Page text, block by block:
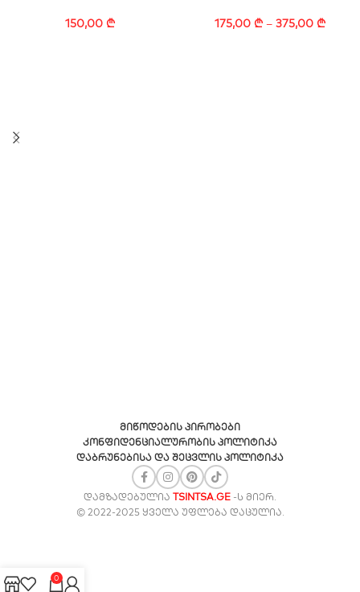
150,00 ₾ 175,00 ₾ – 375,00 ₾
მიწოდების პირობები
კონფიდენციალურობის პოლიტიკა
დაბრუნებისა და შეცვლის პოლიტიკა
ᲓᲐᲛᲖᲐᲓᲔᲑᲣᲚᲘᲐ TSINTSA.GE -Ს ᲛᲘᲔᲠ.
© 2022-2025 ᲧᲕᲔᲚᲐ ᲣᲤᲚᲔᲑᲐ ᲓᲐᲪᲣᲚᲘᲐ.
0